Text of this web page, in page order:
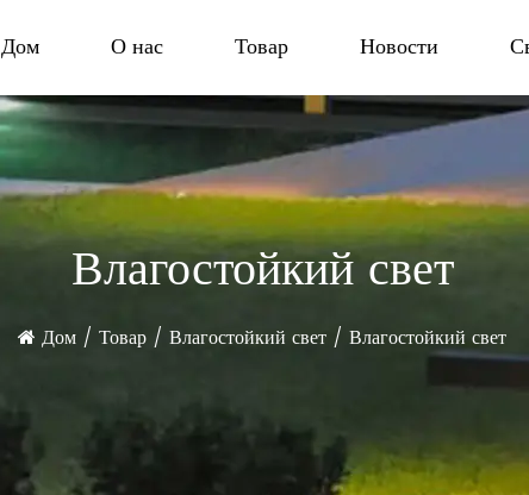
Дом О нас Товар Новости
Влагостойкий свет
Дом / Товар / Влагостойкий свет / Влагостойкий свет